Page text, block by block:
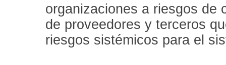
organizaciones a riesgos de
de proveedores y terceros
riesgos sistémicos para el